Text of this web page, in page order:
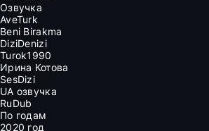
Озвучка
AveTurk
Beni Birakma
DiziDenizi
Turok1990
Ирина Котова
SesDizi
UA озвучка
RuDub
По годам
2020 год